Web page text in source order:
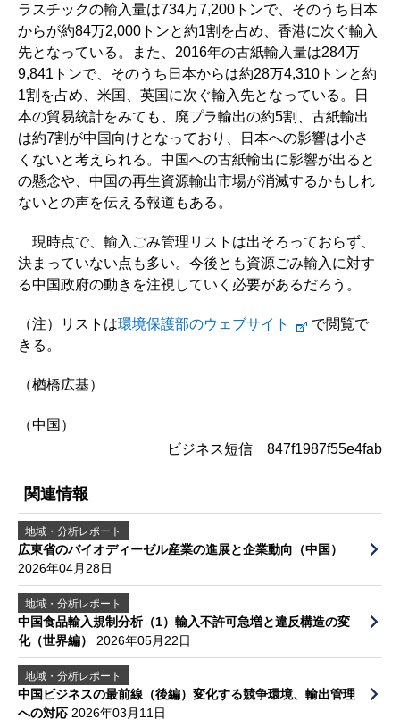
ラスチックの輸入量は734万7,200トンで、そのうち日本
からが約84万2,000トンと約1割を占め、香港に次ぐ輸入
先となっている。また、2016年の古紙輸入量は284万
9,841トンで、そのうち日本からは約28万4,310トンと約
1割を占め、米国、英国に次ぐ輸入先となっている。日
本の貿易統計をみても、廃プラ輸出の約5割、古紙輸出
は約7割が中国向けとなっており、日本への影響は小さ
くないと考えられる。中国への古紙輸出に影響が出ると
の懸念や、中国の再生資源輸出市場が消滅するかもしれ
ないとの声を伝える報道もある。
現時点で、輸入ごみ管理リストは出そろっておらず、
決まっていない点も多い。今後とも資源ごみ輸入に対す
る中国政府の動きを注視していく必要があるだろう。
（注）リストは環境保護部のウェブサイト
で閲覧で
きる。
（楢橋広基）
（中国）
ビジネス短信 847f1987f55e4fab
関連情報
地域・分析レポート
広東省のバイオディーゼル産業の進展と企業動向（中国）
2026年04月28日
地域・分析レポート
中国食品輸入規制分析（1）輸入不許可急増と違反構造の変
化（世界編） 2026年05月22日
地域・分析レポート
中国ビジネスの最前線（後編）変化する競争環境、輸出管理
への対応 2026年03月11日